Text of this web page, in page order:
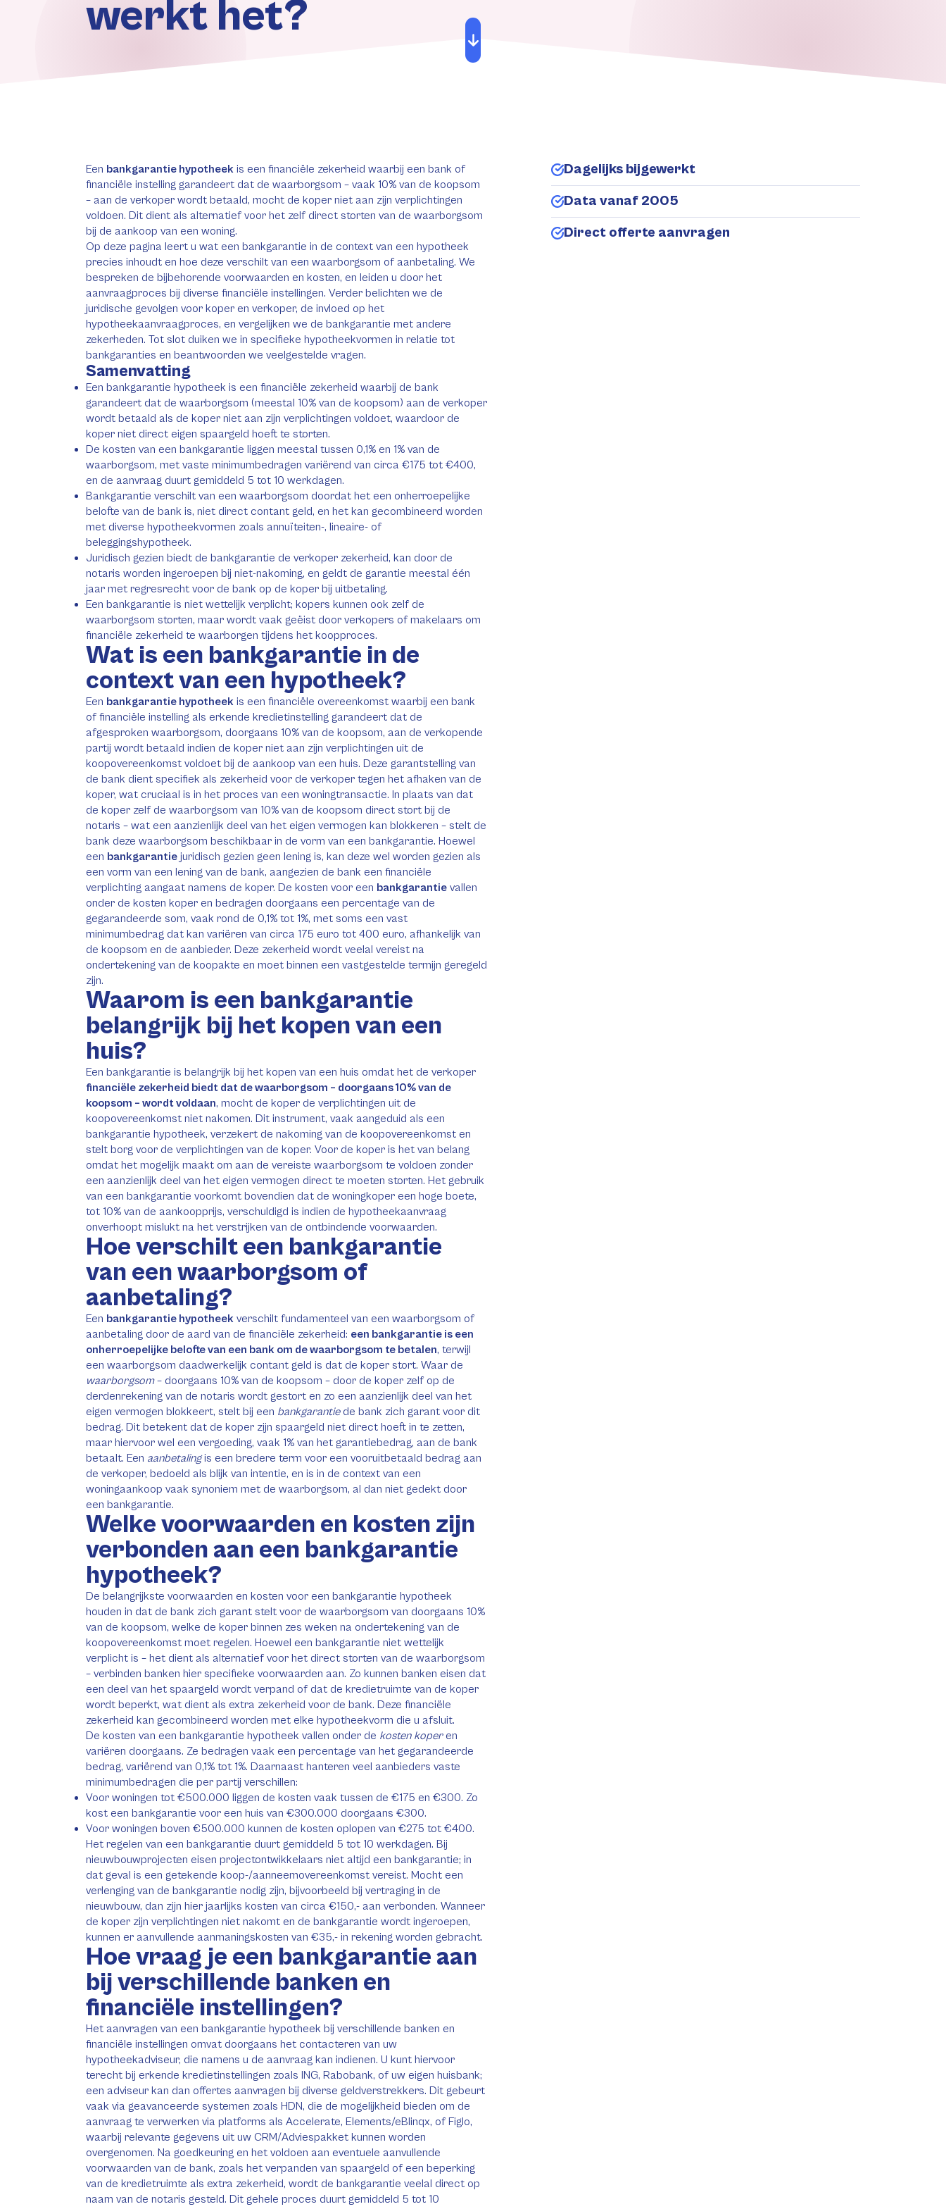
werkt het?
Een bankgarantie hypotheek is een financiële zekerheid waarbij een bank of
financiële instelling garandeert dat de waarborgsom – vaak 10% van de koopsom
– aan de verkoper wordt betaald, mocht de koper niet aan zijn verplichtingen
voldoen. Dit dient als alternatief voor het zelf direct storten van de waarborgsom
bij de aankoop van een woning.
Op deze pagina leert u wat een bankgarantie in de context van een hypotheek
precies inhoudt en hoe deze verschilt van een waarborgsom of aanbetaling. We
bespreken de bijbehorende voorwaarden en kosten, en leiden u door het
aanvraagproces bij diverse financiële instellingen. Verder belichten we de
juridische gevolgen voor koper en verkoper, de invloed op het
hypotheekaanvraagproces, en vergelijken we de bankgarantie met andere
zekerheden. Tot slot duiken we in specifieke hypotheekvormen in relatie tot
bankgaranties en beantwoorden we veelgestelde vragen.
Samenvatting
Een bankgarantie hypotheek is een financiële zekerheid waarbij de bank
garandeert dat de waarborgsom (meestal 10% van de koopsom) aan de verkoper
wordt betaald als de koper niet aan zijn verplichtingen voldoet, waardoor de
koper niet direct eigen spaargeld hoeft te storten.
De kosten van een bankgarantie liggen meestal tussen 0,1% en 1% van de
waarborgsom, met vaste minimumbedragen variërend van circa €175 tot €400,
en de aanvraag duurt gemiddeld 5 tot 10 werkdagen.
Bankgarantie verschilt van een waarborgsom doordat het een onherroepelijke
belofte van de bank is, niet direct contant geld, en het kan gecombineerd worden
met diverse hypotheekvormen zoals annuïteiten-, lineaire- of
beleggingshypotheek.
Juridisch gezien biedt de bankgarantie de verkoper zekerheid, kan door de
notaris worden ingeroepen bij niet-nakoming, en geldt de garantie meestal één
jaar met regresrecht voor de bank op de koper bij uitbetaling.
Een bankgarantie is niet wettelijk verplicht; kopers kunnen ook zelf de
waarborgsom storten, maar wordt vaak geëist door verkopers of makelaars om
financiële zekerheid te waarborgen tijdens het koopproces.
Wat is een bankgarantie in de
context van een hypotheek?
Een bankgarantie hypotheek is een financiële overeenkomst waarbij een bank
of financiële instelling als erkende kredietinstelling garandeert dat de
afgesproken waarborgsom, doorgaans 10% van de koopsom, aan de verkopende
partij wordt betaald indien de koper niet aan zijn verplichtingen uit de
koopovereenkomst voldoet bij de aankoop van een huis. Deze garantstelling van
de bank dient specifiek als zekerheid voor de verkoper tegen het afhaken van de
koper, wat cruciaal is in het proces van een woningtransactie. In plaats van dat
de koper zelf de waarborgsom van 10% van de koopsom direct stort bij de
notaris – wat een aanzienlijk deel van het eigen vermogen kan blokkeren – stelt de
bank deze waarborgsom beschikbaar in de vorm van een bankgarantie. Hoewel
een bankgarantie juridisch gezien geen lening is, kan deze wel worden gezien als
een vorm van een lening van de bank, aangezien de bank een financiële
verplichting aangaat namens de koper. De kosten voor een bankgarantie vallen
onder de kosten koper en bedragen doorgaans een percentage van de
gegarandeerde som, vaak rond de 0,1% tot 1%, met soms een vast
minimumbedrag dat kan variëren van circa 175 euro tot 400 euro, afhankelijk van
de koopsom en de aanbieder. Deze zekerheid wordt veelal vereist na
ondertekening van de koopakte en moet binnen een vastgestelde termijn geregeld
zijn.
Waarom is een bankgarantie
belangrijk bij het kopen van een
huis?
Een bankgarantie is belangrijk bij het kopen van een huis omdat het de verkoper
financiële zekerheid biedt dat de waarborgsom – doorgaans 10% van de
koopsom – wordt voldaan, mocht de koper de verplichtingen uit de
koopovereenkomst niet nakomen. Dit instrument, vaak aangeduid als een
bankgarantie hypotheek, verzekert de nakoming van de koopovereenkomst en
stelt borg voor de verplichtingen van de koper. Voor de koper is het van belang
omdat het mogelijk maakt om aan de vereiste waarborgsom te voldoen zonder
een aanzienlijk deel van het eigen vermogen direct te moeten storten. Het gebruik
van een bankgarantie voorkomt bovendien dat de woningkoper een hoge boete,
tot 10% van de aankoopprijs, verschuldigd is indien de hypotheekaanvraag
onverhoopt mislukt na het verstrijken van de ontbindende voorwaarden.
Hoe verschilt een bankgarantie
van een waarborgsom of
aanbetaling?
Een bankgarantie hypotheek verschilt fundamenteel van een waarborgsom of
aanbetaling door de aard van de financiële zekerheid: een bankgarantie is een
onherroepelijke belofte van een bank om de waarborgsom te betalen, terwijl
een waarborgsom daadwerkelijk contant geld is dat de koper stort. Waar de
waarborgsom– doorgaans 10% van de koopsom – door de koper zelf op de
derdenrekening van de notaris wordt gestort en zo een aanzienlijk deel van het
eigen vermogen blokkeert, stelt bij een bankgarantiede bank zich garant voor dit
bedrag. Dit betekent dat de koper zijn spaargeld niet direct hoeft in te zetten,
maar hiervoor wel een vergoeding, vaak 1% van het garantiebedrag, aan de bank
betaalt. Een aanbetalingis een bredere term voor een vooruitbetaald bedrag aan
de verkoper, bedoeld als blijk van intentie, en is in de context van een
woningaankoop vaak synoniem met de waarborgsom, al dan niet gedekt door
een bankgarantie.
Welke voorwaarden en kosten zijn
verbonden aan een bankgarantie
hypotheek?
De belangrijkste voorwaarden en kosten voor een bankgarantie hypotheek
houden in dat de bank zich garant stelt voor de waarborgsom van doorgaans 10%
van de koopsom, welke de koper binnen zes weken na ondertekening van de
koopovereenkomst moet regelen. Hoewel een bankgarantie niet wettelijk
verplicht is – het dient als alternatief voor het direct storten van de waarborgsom
– verbinden banken hier specifieke voorwaarden aan. Zo kunnen banken eisen dat
een deel van het spaargeld wordt verpand of dat de kredietruimte van de koper
wordt beperkt, wat dient als extra zekerheid voor de bank. Deze financiële
zekerheid kan gecombineerd worden met elke hypotheekvorm die u afsluit.
De kosten van een bankgarantie hypotheek vallen onder de kosten koperen
variëren doorgaans. Ze bedragen vaak een percentage van het gegarandeerde
bedrag, variërend van 0,1% tot 1%. Daarnaast hanteren veel aanbieders vaste
minimumbedragen die per partij verschillen:
Voor woningen tot €500.000 liggen de kosten vaak tussen de €175 en €300. Zo
kost een bankgarantie voor een huis van €300.000 doorgaans €300.
Voor woningen boven €500.000 kunnen de kosten oplopen van €275 tot €400.
Het regelen van een bankgarantie duurt gemiddeld 5 tot 10 werkdagen. Bij
nieuwbouwprojecten eisen projectontwikkelaars niet altijd een bankgarantie; in
dat geval is een getekende koop-/aanneemovereenkomst vereist. Mocht een
verlenging van de bankgarantie nodig zijn, bijvoorbeeld bij vertraging in de
nieuwbouw, dan zijn hier jaarlijks kosten van circa €150,- aan verbonden. Wanneer
de koper zijn verplichtingen niet nakomt en de bankgarantie wordt ingeroepen,
kunnen er aanvullende aanmaningskosten van €35,- in rekening worden gebracht.
Hoe vraag je een bankgarantie aan
bij verschillende banken en
financiële instellingen?
Het aanvragen van een bankgarantie hypotheek bij verschillende banken en
financiële instellingen omvat doorgaans het contacteren van uw
hypotheekadviseur, die namens u de aanvraag kan indienen. U kunt hiervoor
terecht bij erkende kredietinstellingen zoals ING, Rabobank, of uw eigen huisbank;
een adviseur kan dan offertes aanvragen bij diverse geldverstrekkers. Dit gebeurt
vaak via geavanceerde systemen zoals HDN, die de mogelijkheid bieden om de
aanvraag te verwerken via platforms als Accelerate, Elements/eBlinqx, of Figlo,
waarbij relevante gegevens uit uw CRM/Adviespakket kunnen worden
overgenomen. Na goedkeuring en het voldoen aan eventuele aanvullende
voorwaarden van de bank, zoals het verpanden van spaargeld of een beperking
van de kredietruimte als extra zekerheid, wordt de bankgarantie veelal direct op
naam van de notaris gesteld. Dit gehele proces duurt gemiddeld 5 tot 10
Dagelijks bijgewerkt
Data vanaf 2005
Direct offerte aanvragen